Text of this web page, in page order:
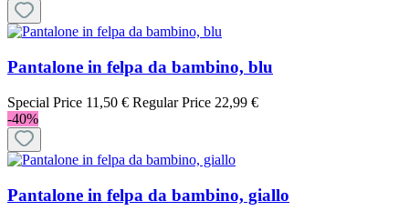
Pantalone in felpa da bambino, blu
Special Price 11,50 € Regular Price 22,99 €
-40%
Pantalone in felpa da bambino, giallo